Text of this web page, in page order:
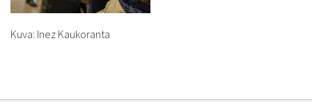
Kuva: Inez Kaukoranta